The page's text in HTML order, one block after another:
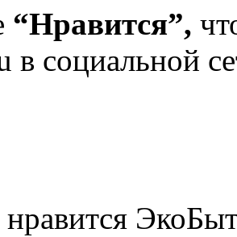
“Нравится”,
в социальной